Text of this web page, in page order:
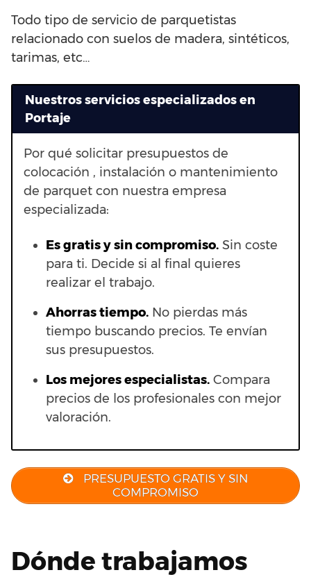
Todo tipo de servicio de parquetistas
relacionado con suelos de madera, sintéticos,
tarimas, etc…
Nuestros servicios especializados en
Portaje
Por qué solicitar presupuestos de
colocación , instalación o mantenimiento
de parquet con nuestra empresa
especializada:
Es gratis y sin compromiso. Sin coste
para ti. Decide si al final quieres
realizar el trabajo.
Ahorras tiempo. No pierdas más
tiempo buscando precios. Te envían
sus presupuestos.
Los mejores especialistas. Compara
precios de los profesionales con mejor
valoración.
PRESUPUESTO GRATIS Y SIN
COMPROMISO
Dónde trabajamos